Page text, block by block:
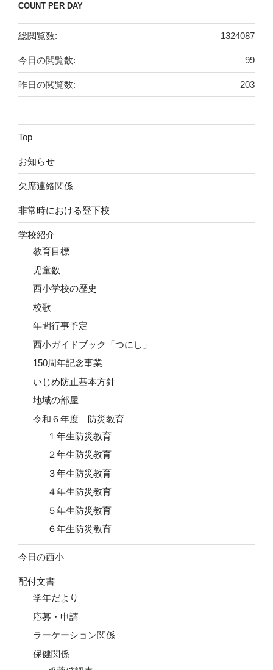
稿
COUNT PER DAY
1324087
総閲覧数:
99
今日の閲覧数:
203
昨日の閲覧数:
Top
お知らせ
欠席連絡関係
非常時における登下校
学校紹介
教育目標
児童数
西小学校の歴史
校歌
年間行事予定
西小ガイドブック「つにし」
150周年記念事業
いじめ防止基本方針
地域の部屋
令和６年度 防災教育
１年生防災教育
２年生防災教育
３年生防災教育
４年生防災教育
５年生防災教育
６年生防災教育
今日の西小
配付文書
学年だより
応募・申請
ラーケーション関係
保健関係